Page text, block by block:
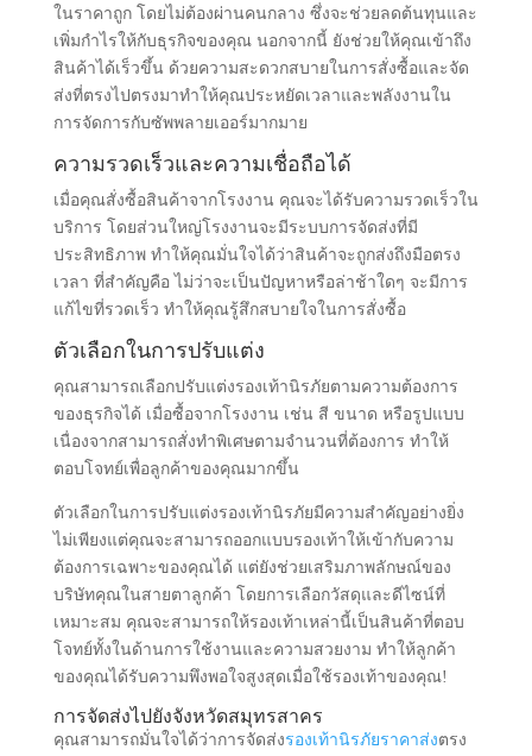
ในราคาถูก โดยไม่ต้องผ่านคนกลาง ซึ่งจะช่วยลดต้นทุนและ
เพิ่มกำไรให้กับธุรกิจของคุณ นอกจากนี้ ยังช่วยให้คุณเข้าถึง
สินค้าได้เร็วขึ้น ด้วยความสะดวกสบายในการสั่งซื้อและจัด
ส่งที่ตรงไปตรงมาทำให้คุณประหยัดเวลาและพลังงานใน
การจัดการกับซัพพลายเออร์มากมาย
ความรวดเร็วและความเชื่อถือได้
เมื่อคุณสั่งซื้อสินค้าจากโรงงาน คุณจะได้รับความรวดเร็วใน
บริการ โดยส่วนใหญ่โรงงานจะมีระบบการจัดส่งที่มี
ประสิทธิภาพ ทำให้คุณมั่นใจได้ว่าสินค้าจะถูกส่งถึงมือตรง
เวลา ที่สำคัญคือ ไม่ว่าจะเป็นปัญหาหรือล่าช้าใดๆ จะมีการ
แก้ไขที่รวดเร็ว ทำให้คุณรู้สึกสบายใจในการสั่งซื้อ
ตัวเลือกในการปรับแต่ง
คุณสามารถเลือกปรับแต่งรองเท้านิรภัยตามความต้องการ
ของธุรกิจได้ เมื่อซื้อจากโรงงาน เช่น สี ขนาด หรือรูปแบบ
เนื่องจากสามารถสั่งทำพิเศษตามจำนวนที่ต้องการ ทำให้
ตอบโจทย์เพื่อลูกค้าของคุณมากขึ้น
ตัวเลือกในการปรับแต่งรองเท้านิรภัยมีความสำคัญอย่างยิ่ง
ไม่เพียงแต่คุณจะสามารถออกแบบรองเท้าให้เข้ากับความ
ต้องการเฉพาะของคุณได้ แต่ยังช่วยเสริมภาพลักษณ์ของ
บริษัทคุณในสายตาลูกค้า โดยการเลือกวัสดุและดีไซน์ที่
เหมาะสม คุณจะสามารถให้รองเท้าเหล่านี้เป็นสินค้าที่ตอบ
โจทย์ทั้งในด้านการใช้งานและความสวยงาม ทำให้ลูกค้า
ของคุณได้รับความพึงพอใจสูงสุดเมื่อใช้รองเท้าของคุณ!
การจัดส่งไปยังจังหวัดสมุทรสาคร
คุณสามารถมั่นใจได้ว่าการจัดส่งรองเท้านิรภัยราคาส่งตรง